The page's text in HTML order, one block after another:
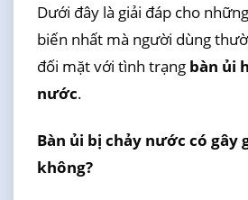
Dưới đây là giải đáp cho
biến nhất mà người dùng
đối mặt với tình trạng bàn ủi
nước.
Bàn ủi bị chảy nước có gây
không?